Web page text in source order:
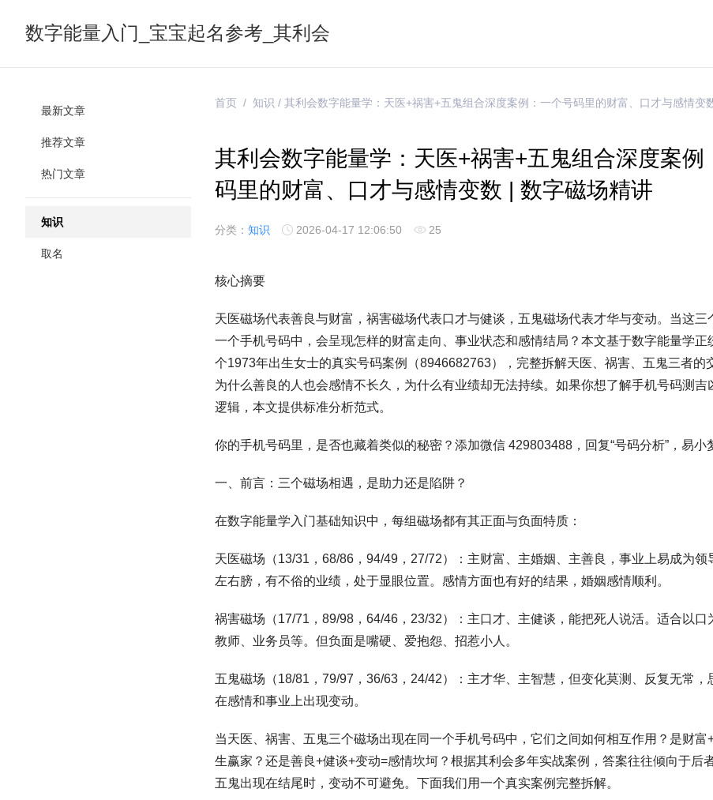
数字能量入门_宝宝起名参考_其利会
最新文章
推荐文章
热门文章
知识
取名
首页 / 知识 / 其利会数字能量学：天医+祸害+五鬼组合深度案例：一个号码里的财富、口才与感情变
其利会数字能量学：天医+祸害+五鬼组合深度案例
码里的财富、口才与感情变数 | 数字磁场精讲
分类： 知识 2026-04-17 12:06:50 25
核心摘要
天医磁场代表善良与财富，祸害磁场代表口才与健谈，五鬼磁场代表才华与变动。当这三
一个手机号码中，会呈现怎样的财富走向、事业状态和感情结局？本文基于数字能量学正
个1973年出生女士的真实号码案例（8946682763），完整拆解天医、祸害、五鬼三者的
为什么善良的人也会感情不长久，为什么有业绩却无法持续。如果你想了解手机号码测吉
逻辑，本文提供标准分析范式。
你的手机号码里，是否也藏着类似的秘密？添加微信 429803488，回复“号码分析”，易小
一、前言：三个磁场相遇，是助力还是陷阱？
在数字能量学入门基础知识中，每组磁场都有其正面与负面特质：
天医磁场（13/31，68/86，94/49，27/72）：主财富、主婚姻、主善良，事业上易成为领
左右膀，有不俗的业绩，处于显眼位置。感情方面也有好的结果，婚姻感情顺利。
祸害磁场（17/71，89/98，64/46，23/32）：主口才、主健谈，能把死人说活。适合以口
教师、业务员等。但负面是嘴硬、爱抱怨、招惹小人。
五鬼磁场（18/81，79/97，36/63，24/42）：主才华、主智慧，但变化莫测、反复无常，
在感情和事业上出现变动。
当天医、祸害、五鬼三个磁场出现在同一个手机号码中，它们之间如何相互作用？是财富
生赢家？还是善良+健谈+变动=感情坎坷？根据其利会多年实战案例，答案往往倾向于
五鬼出现在结尾时，变动不可避免。下面我们用一个真实案例完整拆解。